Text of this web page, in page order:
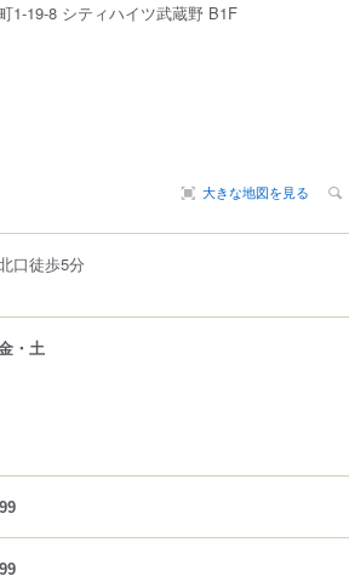
1-19-8 シティハイツ武蔵野 B1F
大きな地図を見る
口徒歩5分
・土